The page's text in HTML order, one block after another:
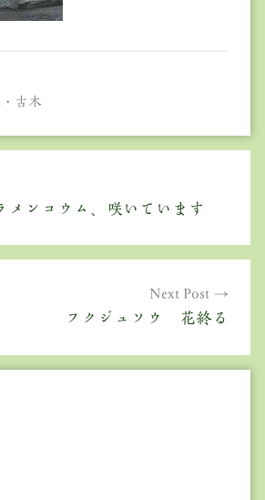
古木
メンコウム、咲いています
Next Post
フクジュソウ 花終る